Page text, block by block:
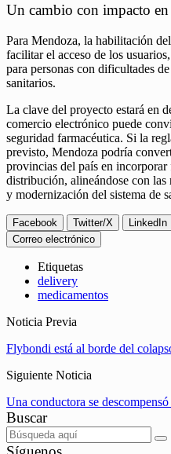
Un cambio con impacto en
Para Mendoza, la habilitación
facilitar el acceso de los
para personas con dificultades
sanitarios.
La clave del proyecto estará en
comercio electrónico puede
seguridad farmacéutica. Si la
previsto, Mendoza podría
provincias del país en
distribución, alineándose con
y modernización del sistema de
Facebook Twitter/X LinkedIn
Correo electrónico
Etiquetas
delivery
medicamentos
Noticia Previa
Flybondi está al borde del
Siguiente Noticia
Una conductora se
Buscar